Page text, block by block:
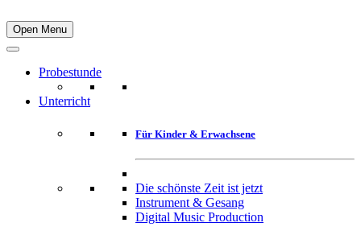
Open Menu
Probestunde
Unterricht
Für Kinder & Erwachsene
Die schönste Zeit ist jetzt
Instrument & Gesang
Digital Music Production